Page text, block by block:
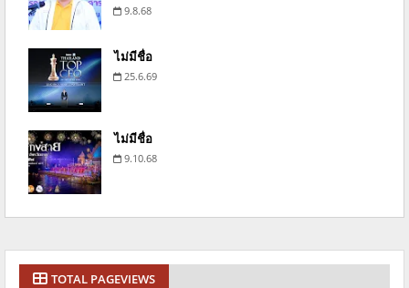
9.8.68
ไม่มีชื่อ
25.6.69
ไม่มีชื่อ
9.10.68
TOTAL PAGEVIEWS